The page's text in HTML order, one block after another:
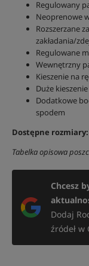
Regulowany
Neoprenowe
Rozszerzane
zakładania/
Regulowane
Wewnętrzny
Kieszenie na
Duże
Dodatkowe
spodem
Dostępne rozmiary:
Tabelka opisowa
Chcesz
Dodaj
źródeł w